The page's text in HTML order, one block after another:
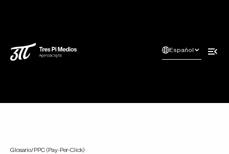
Español
Glosario/PPC (Pay-Per-Click)